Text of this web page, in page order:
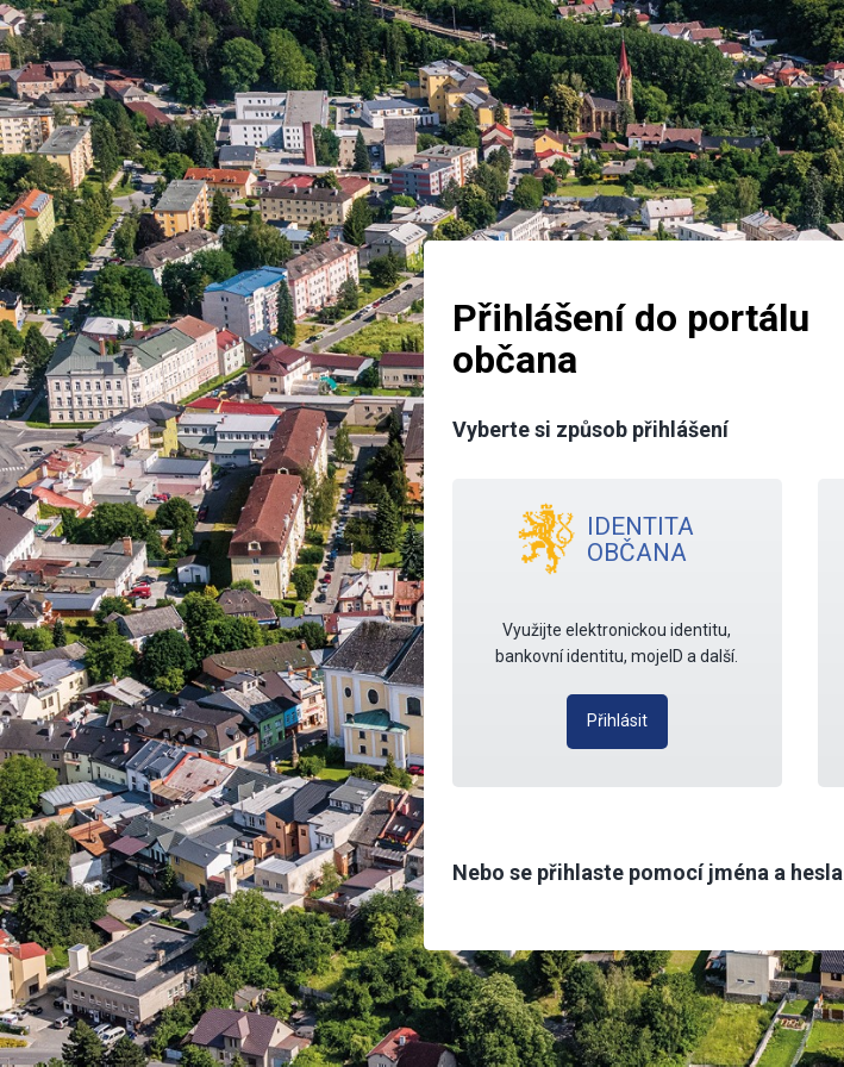
Přihlášení do portálu
občana
Vyberte si způsob přihlášení
IDENTITA
OBČANA
Využijte elektronickou identitu,
bankovní identitu, mojeID a další.
Přihlásit
Nebo se přihlaste pomocí jména a hesla